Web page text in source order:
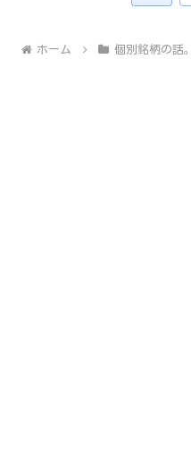
ホーム 個別銘柄の話。